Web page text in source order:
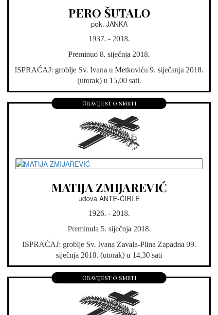
PERO ŠUTALO
pok. JANKA
1937. - 2018.
Preminuo 8. siječnja 2018.
ISPRAĆAJ: groblje Sv. Ivana u Metkoviću 9. siječanja 2018.
(utorak) u 15,00 sati.
Obavijest o smrti
MATIJA ZMIJAREVIĆ
udova ANTE-ĆIRLE
1926. - 2018.
Preminula 5. siječnja 2018.
ISPRAĆAJ: groblje Sv. Ivana Zavala-Plina Zapadna 09.
siječnja 2018. (utorak) u 14,30 sati
Obavijest o smrti